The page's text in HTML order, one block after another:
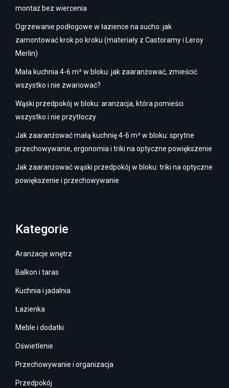
montaż bez wiercenia
Ogrzewanie podłogowe w łazience na sucho: jak
zamontować krok po kroku (materiały z Castoramy i Leroy
Merlin)
Mała kuchnia 4-6 m² w bloku: jak zaaranżować, zmieścić
wszystko i nie zwariować?
Wąski przedpokój w bloku: aranżacja, która pomieści
wszystko i nie przytłoczy
Jak zaaranżować małą kuchnię 4-6 m² w bloku: sprytne
przechowywanie, ergonomia i triki na optyczne powiększenie
Jak zaaranżować wąski przedpokój w bloku: triki na optyczne
powiększenie i przechowywanie
Kategorie
Aranżacje wnętrz
Balkon i taras
Kuchnia i jadalnia
Łazienka
Meble i dodatki
Oświetlenie
Przechowywanie i organizacja
Przedpokój